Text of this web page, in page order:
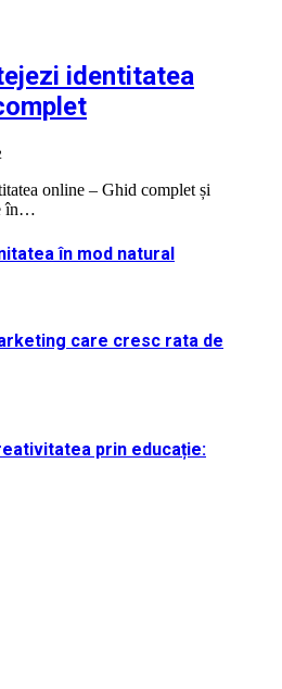
identitatea
online – Ghid complet și
în…
în mod natural
care cresc rata de
prin educație: